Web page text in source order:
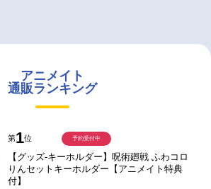
アニメイト
通販ランキング
第1位
【グッズ-キーホルダー】呪術廻戦 ふわコロ
りんセットキーホルダー【アニメイト特典
付】
予約受付中